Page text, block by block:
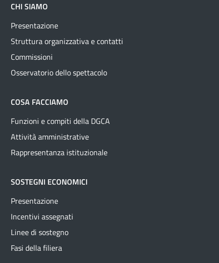
CHI SIAMO
Presentazione
Struttura organizzativa e contatti
Commissioni
Osservatorio dello spettacolo
COSA FACCIAMO
Funzioni e compiti della DGCA
Attività amministrative
Rappresentanza istituzionale
SOSTEGNI ECONOMICI
Presentazione
Incentivi assegnati
Linee di sostegno
Fasi della filiera